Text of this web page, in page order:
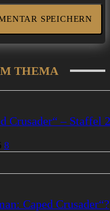
THEMA
Crusader“ – Staffel 2
8
Caped Crusader“?